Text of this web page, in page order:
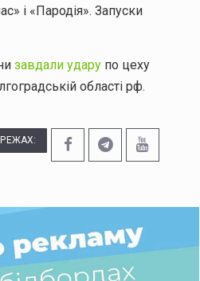
і «Пародія». Запуски
завдали удару по цеху
області рф.